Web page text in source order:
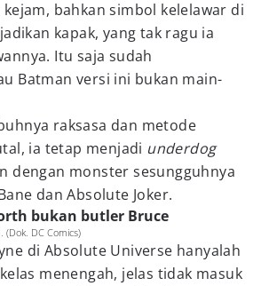
bahkan simbol kelelawar di
kapak, yang tak ragu ia
Itu saja sudah
Batman versi ini bukan main-
raksasa dan metode
ia tetap menjadi underdog
dengan monster sesungguhnya
dan Absolute Joker.
bukan butler Bruce
DC Comics)
di Absolute Universe hanyalah
menengah, jelas tidak masuk